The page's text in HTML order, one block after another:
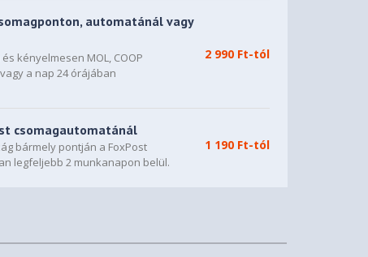
automatánál vagy
kényelmesen MOL, COOP
a nap 24 órájában
2 990 Ft-tól
csomagautomatánál
bármely pontján a FoxPost
legfeljebb 2 munkanapon belül.
1 190 Ft-tól